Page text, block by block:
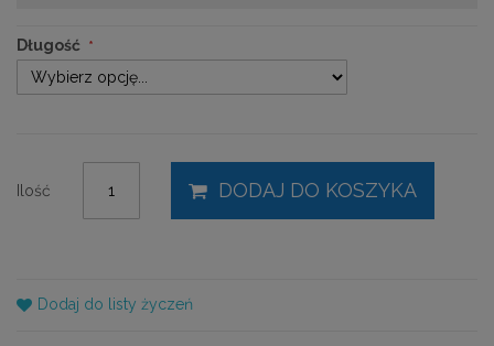
Długość
Ilość DODAJ DO KOSZYKA
Dodaj do listy życzeń